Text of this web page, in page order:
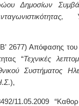
Δημοσίων
2677) Απόφασης
“Τεχνικές
Συστήματος
),
11.05.2009